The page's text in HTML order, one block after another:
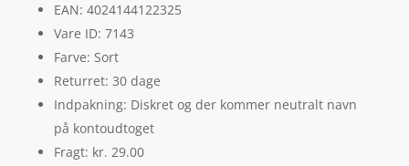
EAN: 4024144122325
Vare ID: 7143
Farve: Sort
Returret: 30 dage
Indpakning: Diskret og der kommer neutralt navn
på kontoudtoget
Fragt: kr. 29.00